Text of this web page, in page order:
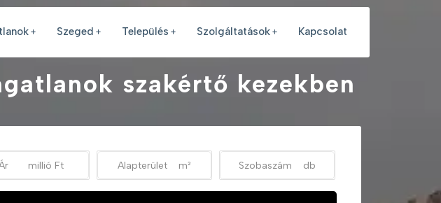
Szeged Település Szolgáltatások Kapcsolat
szakértő kezekben